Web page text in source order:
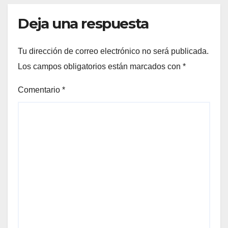
Deja una respuesta
Tu dirección de correo electrónico no será publicada.
Los campos obligatorios están marcados con *
Comentario *